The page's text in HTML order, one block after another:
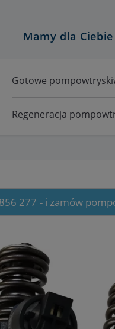
Mamy dla
Gotowe
Regeneracja
277 - i zamów